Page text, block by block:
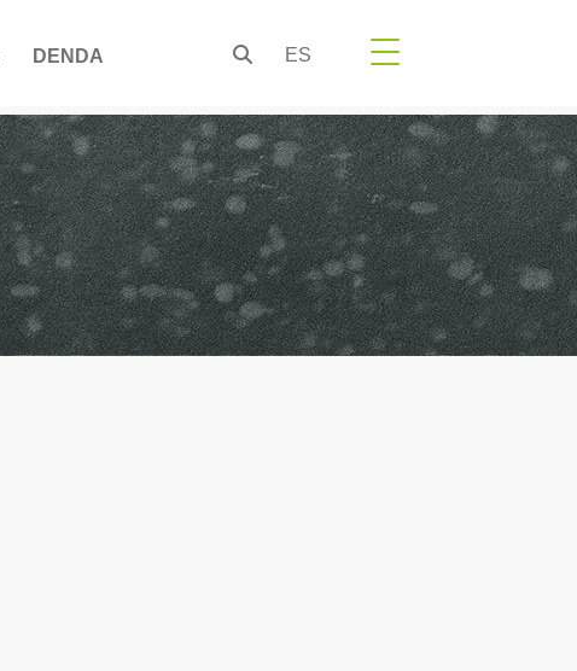
DENDA ES